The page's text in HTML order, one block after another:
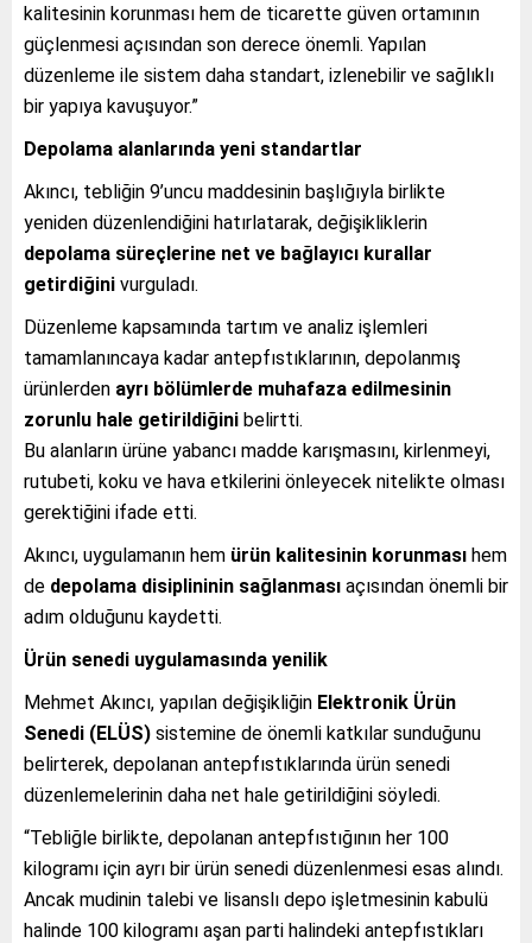
kalitesinin korunması hem de ticarette güven ortamının
güçlenmesi açısından son derece önemli. Yapılan
düzenleme ile sistem daha standart, izlenebilir ve sağlıklı
bir yapıya kavuşuyor.”
Depolama alanlarında yeni standartlar
Akıncı, tebliğin 9’uncu maddesinin başlığıyla birlikte
yeniden düzenlendiğini hatırlatarak, değişikliklerin
depolama süreçlerine net ve bağlayıcı kurallar
getirdiğini vurguladı.
Düzenleme kapsamında tartım ve analiz işlemleri
tamamlanıncaya kadar antepfıstıklarının, depolanmış
ürünlerden ayrı bölümlerde muhafaza edilmesinin
zorunlu hale getirildiğini belirtti.
Bu alanların ürüne yabancı madde karışmasını, kirlenmeyi,
rutubeti, koku ve hava etkilerini önleyecek nitelikte olması
gerektiğini ifade etti.
Akıncı, uygulamanın hem ürün kalitesinin korunması hem
de depolama disiplininin sağlanması açısından önemli bir
adım olduğunu kaydetti.
Ürün senedi uygulamasında yenilik
Mehmet Akıncı, yapılan değişikliğin Elektronik Ürün
Senedi (ELÜS) sistemine de önemli katkılar sunduğunu
belirterek, depolanan antepfıstıklarında ürün senedi
düzenlemelerinin daha net hale getirildiğini söyledi.
“Tebliğle birlikte, depolanan antepfıstığının her 100
kilogramı için ayrı bir ürün senedi düzenlenmesi esas alındı.
Ancak mudinin talebi ve lisanslı depo işletmesinin kabulü
halinde 100 kilogramı aşan parti halindeki antepfıstıkları